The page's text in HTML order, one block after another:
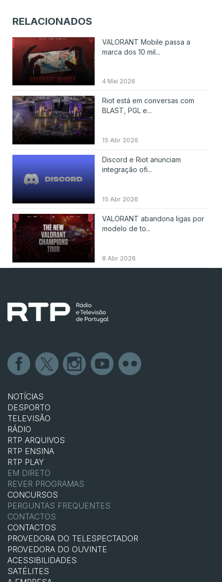
RELACIONADOS
VALORANT Mobile passa a
marca dos 10 mil...
4 Mai 2026
Riot está em conversas com
BLAST, PGL e...
15 Abr 2026
Discord e Riot anunciam
integração ofi...
15 Abr 2026
VALORANT abandona ligas por
modelo de to...
8 Abr 2026
NOTÍCIAS
DESPORTO
TELEVISÃO
RÁDIO
RTP ARQUIVOS
RTP ENSINA
RTP PLAY
EM DIRETO
REVER PROGRAMAS
CONCURSOS
PERGUNTAS FREQUENTES
CONTACTOS
CONTACTOS
PROVEDORA DO TELESPECTADOR
PROVEDORA DO OUVINTE
ACESSIBILIDADES
SATÉLITES